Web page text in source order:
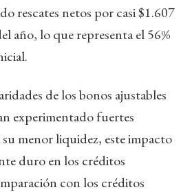
rescates netos por casi $1.607
año, lo que representa el 56%
de los bonos ajustables
experimentado fuertes
menor liquidez, este impacto
duro en los créditos
con los créditos